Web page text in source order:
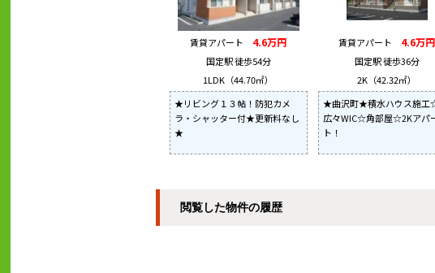
賃貸アパート 4.6万円
国定駅 徒歩54分
1LDK（44.70㎡）
★リビング１３帖！防犯カメ
ラ・シャッター付★更新料なし
★
賃貸アパート 4.6万円
国定駅 徒歩36分
2K（42.32㎡）
★曲沢町★積水ハウス施
広々WIC☆角部屋☆2Kアパ
ト！
閲覧した物件の履歴